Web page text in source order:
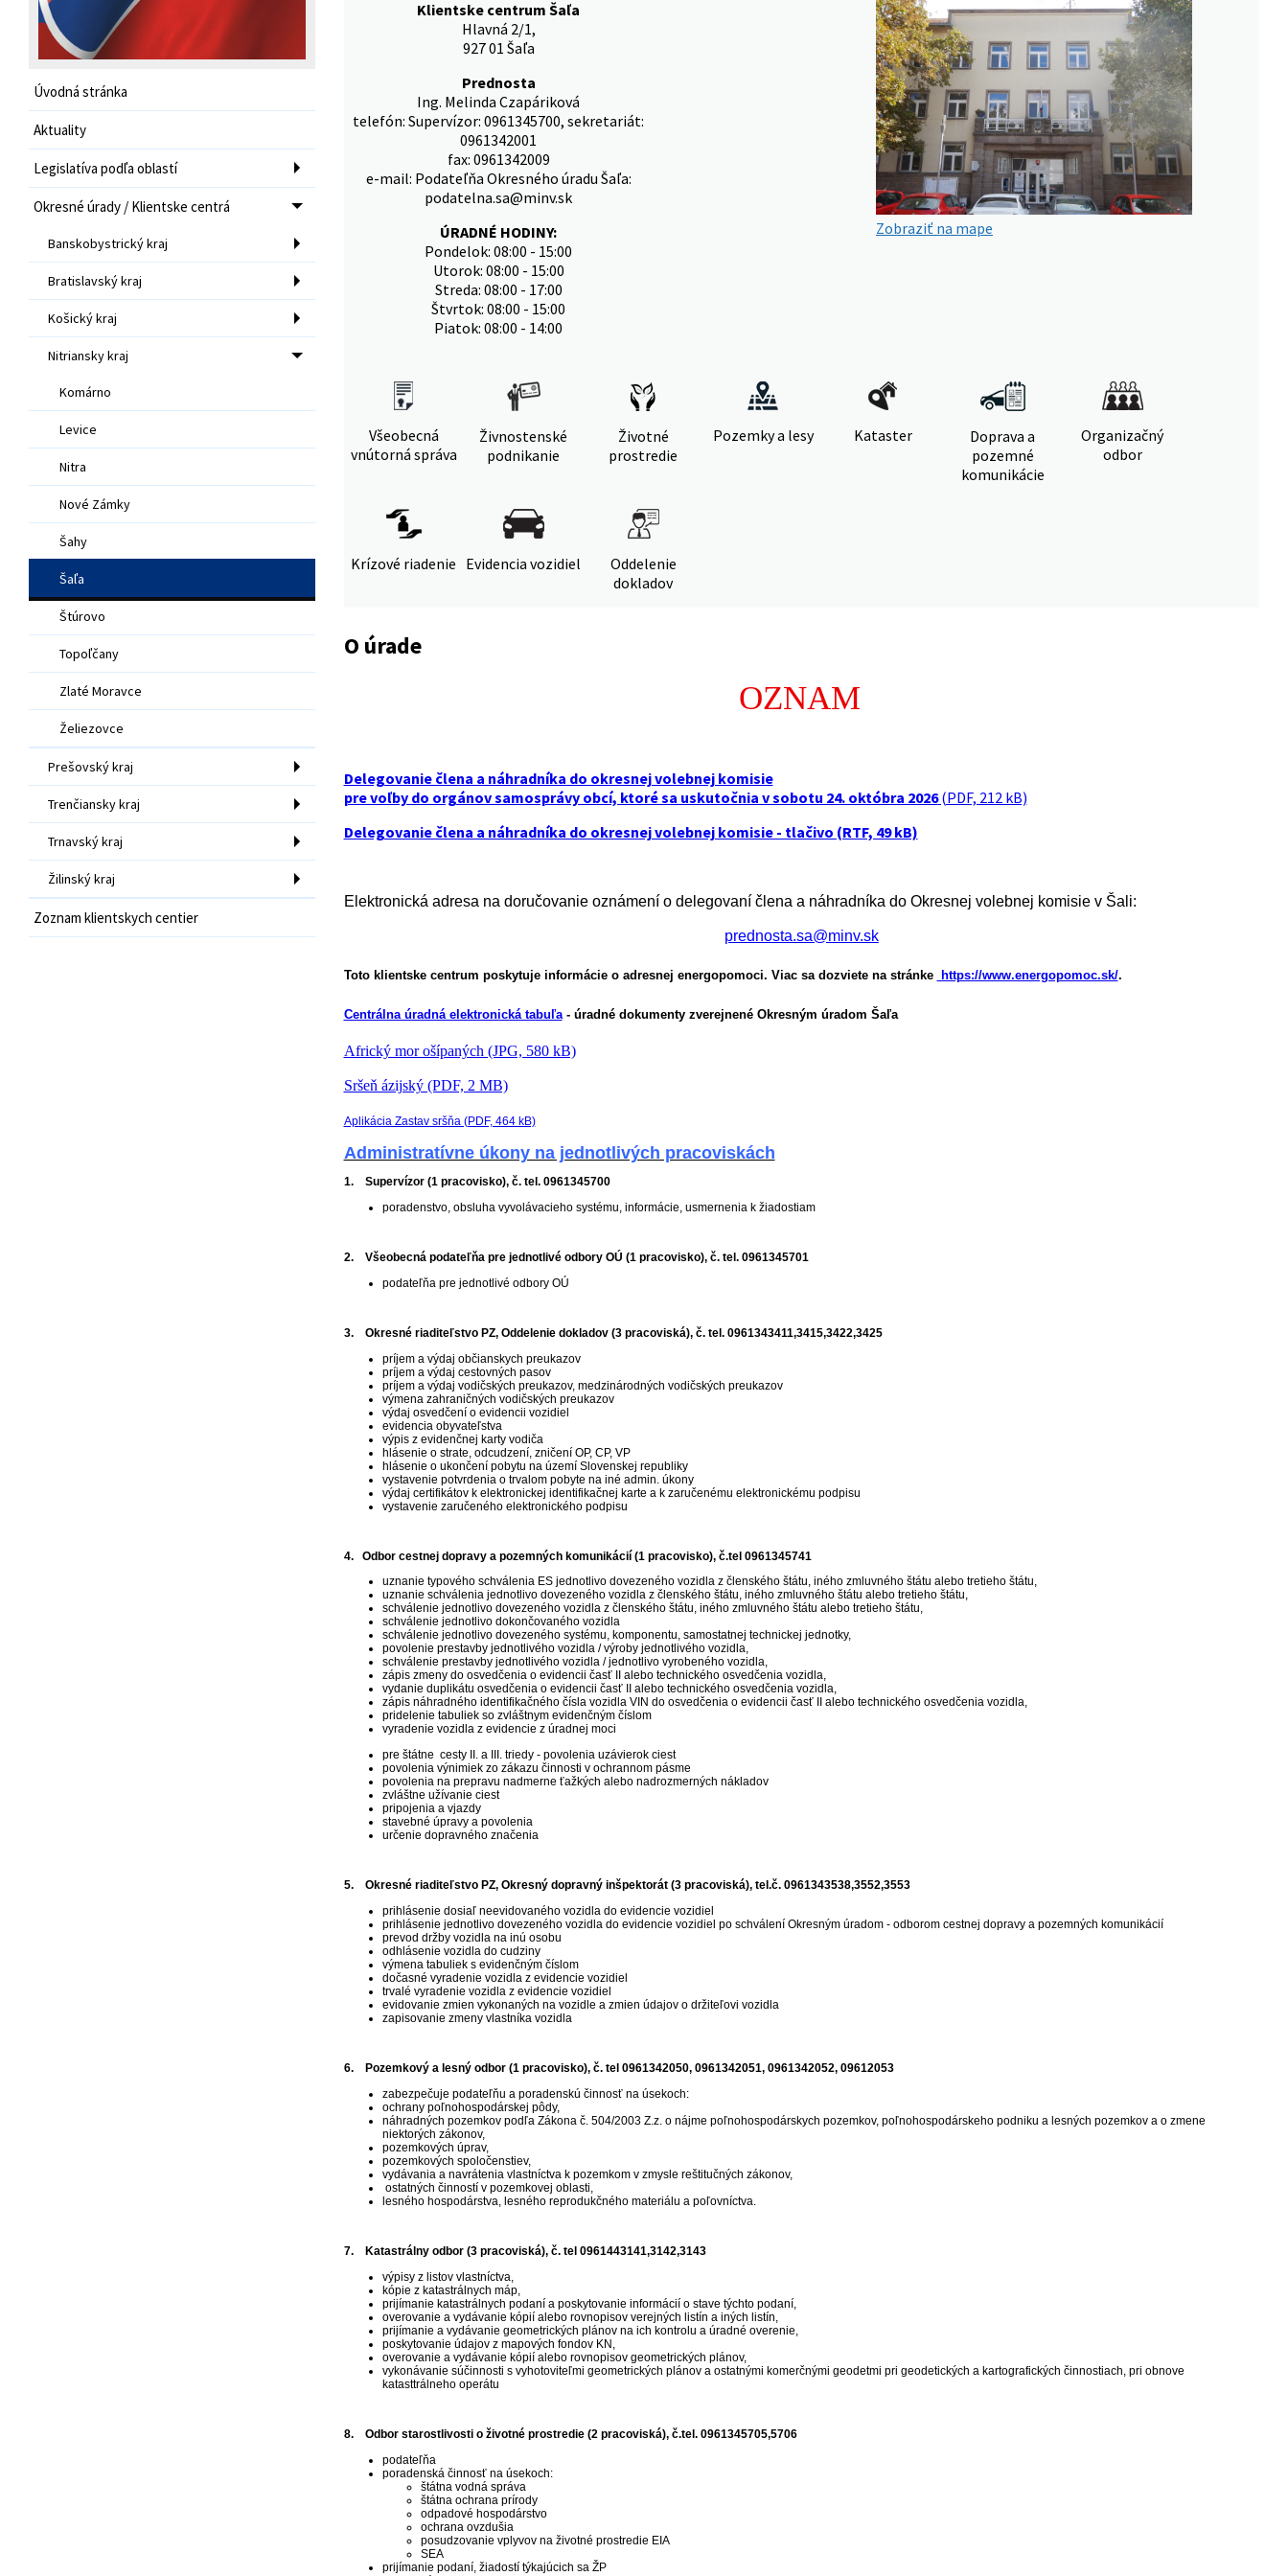
Úvodná stránka
Aktuality
Legislatíva podľa oblastí
Okresné úrady / Klientske centrá
Banskobystrický kraj
Bratislavský kraj
Košický kraj
Nitriansky kraj
Komárno
Levice
Nitra
Nové Zámky
Šahy
Šaľa
Štúrovo
Topoľčany
Zlaté Moravce
Želiezovce
Prešovský kraj
Trenčiansky kraj
Trnavský kraj
Žilinský kraj
Zoznam klientskych centier
Klientske centrum Šaľa
Hlavná 2/1,
927 01 Šaľa
Prednosta
Ing. Melinda Czapáriková
telefón: Supervízor: 0961345700, sekretariát:
0961342001
fax: 0961342009
e-mail: Podateľňa Okresného úradu Šaľa:
podatelna.sa@minv.sk
ÚRADNÉ HODINY:
Pondelok: 08:00 - 15:00
Utorok: 08:00 - 15:00
Streda: 08:00 - 17:00
Štvrtok: 08:00 - 15:00
Piatok: 08:00 - 14:00
Zobraziť na mape
Všeobecná
vnútorná správa
Živnostenské
podnikanie
Životné
prostredie
Pozemky a lesy Kataster
Doprava a
pozemné
komunikácie
Organizačný
odbor
Krízové riadenie Evidencia vozidiel
Oddelenie
dokladov
O úrade
OZNAM
Delegovanie člena a náhradníka do okresnej volebnej komisie
pre voľby do orgánov samosprávy obcí, ktoré sa uskutočnia v sobotu 24. októbra 2026(PDF, 212 kB)
Delegovanie člena a náhradníka do okresnej volebnej komisie - tlačivo (RTF, 49 kB)
Elektronická adresa na doručovanie oznámení o delegovaní člena a náhradníka do Okresnej volebnej komisie v Šali:
prednosta.sa@minv.sk
Toto klientske centrum poskytuje informácie o adresnej energopomoci. Viac sa dozviete na stránke https://www.energopomoc.sk/.
Centrálna úradná elektronická tabuľa- úradné dokumenty zverejnené Okresným úradom Šaľa
Africký mor ošípaných (JPG, 580 kB)
Sršeň ázijský (PDF, 2 MB)
Aplikácia Zastav sršňa (PDF, 464 kB)
Administratívne úkony na jednotlivých pracoviskách
1. Supervízor (1 pracovisko), č. tel. 0961345700
poradenstvo, obsluha vyvolávacieho systému, informácie, usmernenia k žiadostiam
2. Všeobecná podateľňa pre jednotlivé odbory OÚ (1 pracovisko), č. tel. 0961345701
podateľňa pre jednotlivé odbory OÚ
3. Okresné riaditeľstvo PZ, Oddelenie dokladov (3 pracoviská), č. tel. 0961343411,3415,3422,3425
príjem a výdaj občianskych preukazov
príjem a výdaj cestovných pasov
príjem a výdaj vodičských preukazov, medzinárodných vodičských preukazov
výmena zahraničných vodičských preukazov
výdaj osvedčení o evidencii vozidiel
evidencia obyvateľstva
výpis z evidenčnej karty vodiča
hlásenie o strate, odcudzení, zničení OP, CP, VP
hlásenie o ukončení pobytu na území Slovenskej republiky
vystavenie potvrdenia o trvalom pobyte na iné admin. úkony
výdaj certifikátov k elektronickej identifikačnej karte a k zaručenému elektronickému podpisu
vystavenie zaručeného elektronického podpisu
4. Odbor cestnej dopravy a pozemných komunikácií (1 pracovisko), č.tel 0961345741
uznanie typového schválenia ES jednotlivo dovezeného vozidla z členského štátu, iného zmluvného štátu alebo tretieho štátu,
uznanie schválenia jednotlivo dovezeného vozidla z členského štátu, iného zmluvného štátu alebo tretieho štátu,
schválenie jednotlivo dovezeného vozidla z členského štátu, iného zmluvného štátu alebo tretieho štátu,
schválenie jednotlivo dokončovaného vozidla
schválenie jednotlivo dovezeného systému, komponentu, samostatnej technickej jednotky,
povolenie prestavby jednotlivého vozidla / výroby jednotlivého vozidla,
schválenie prestavby jednotlivého vozidla / jednotlivo vyrobeného vozidla,
zápis zmeny do osvedčenia o evidencii časť II alebo technického osvedčenia vozidla,
vydanie duplikátu osvedčenia o evidencii časť II alebo technického osvedčenia vozidla,
zápis náhradného identifikačného čísla vozidla VIN do osvedčenia o evidencii časť II alebo technického osvedčenia vozidla,
pridelenie tabuliek so zvláštnym evidenčným číslom
vyradenie vozidla z evidencie z úradnej moci
pre štátne cesty II. a III. triedy - povolenia uzávierok ciest
povolenia výnimiek zo zákazu činnosti v ochrannom pásme
povolenia na prepravu nadmerne ťažkých alebo nadrozmerných nákladov
zvláštne užívanie ciest
pripojenia a vjazdy
stavebné úpravy a povolenia
určenie dopravného značenia
5. Okresné riaditeľstvo PZ, Okresný dopravný inšpektorát (3 pracoviská), tel.č. 0961343538,3552,3553
prihlásenie dosiaľ neevidovaného vozidla do evidencie vozidiel
prihlásenie jednotlivo dovezeného vozidla do evidencie vozidiel po schválení Okresným úradom - odborom cestnej dopravy a pozemných komunikácií
prevod držby vozidla na inú osobu
odhlásenie vozidla do cudziny
výmena tabuliek s evidenčným číslom
dočasné vyradenie vozidla z evidencie vozidiel
trvalé vyradenie vozidla z evidencie vozidiel
evidovanie zmien vykonaných na vozidle a zmien údajov o držiteľovi vozidla
zapisovanie zmeny vlastníka vozidla
6. Pozemkový a lesný odbor (1 pracovisko), č. tel 0961342050, 0961342051, 0961342052, 09612053
zabezpečuje podateľňu a poradenskú činnosť na úsekoch:
ochrany poľnohospodárskej pôdy,
náhradných pozemkov podľa Zákona č. 504/2003 Z.z. o nájme poľnohospodárskych pozemkov, poľnohospodárskeho podniku a lesných pozemkov a o zmene
niektorých zákonov,
pozemkových úprav,
pozemkových spoločenstiev,
vydávania a navrátenia vlastníctva k pozemkom v zmysle reštitučných zákonov,
ostatných činností v pozemkovej oblasti,
lesného hospodárstva, lesného reprodukčného materiálu a poľovníctva.
7. Katastrálny odbor (3 pracoviská), č. tel 0961443141,3142,3143
výpisy z listov vlastníctva,
kópie z katastrálnych máp,
prijímanie katastrálnych podaní a poskytovanie informácií o stave týchto podaní,
overovanie a vydávanie kópií alebo rovnopisov verejných listín a iných listín,
prijímanie a vydávanie geometrických plánov na ich kontrolu a úradné overenie,
poskytovanie údajov z mapových fondov KN,
overovanie a vydávanie kópií alebo rovnopisov geometrických plánov,
vykonávanie súčinnosti s vyhotoviteľmi geometrických plánov a ostatnými komerčnými geodetmi pri geodetických a kartografických činnostiach, pri obnove
katasttrálneho operátu
8. Odbor starostlivosti o životné prostredie (2 pracoviská), č.tel. 0961345705,5706
podateľňa
poradenská činnosť na úsekoch:
štátna vodná správa
štátna ochrana prírody
odpadové hospodárstvo
ochrana ovzdušia
posudzovanie vplyvov na životné prostredie EIA
SEA
prijímanie podaní, žiadostí týkajúcich sa ŽP